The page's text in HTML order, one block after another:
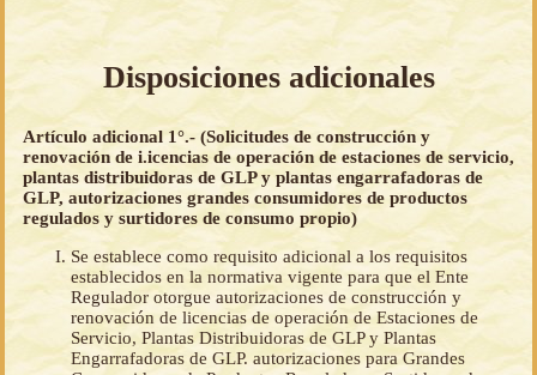
Disposiciones adicionales
Artículo adicional 1°.- (Solicitudes de construcción y
renovación de i.icencias de operación de estaciones de servicio,
plantas distribuidoras de GLP y plantas engarrafadoras de
GLP, autorizaciones grandes consumidores de productos
regulados y surtidores de consumo propio)
Se establece como requisito adicional a los requisitos
establecidos en la normativa vigente para que el Ente
Regulador otorgue autorizaciones de construcción y
renovación de licencias de operación de Estaciones de
Servicio, Plantas Distribuidoras de GLP y Plantas
Engarrafadoras de GLP. autorizaciones para Grandes